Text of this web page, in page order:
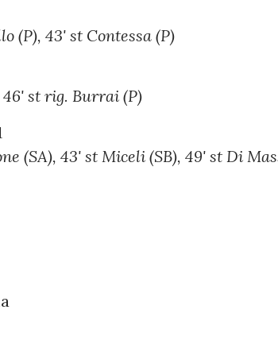
(P), 43' st Contessa (P)
46' st rig. Burrai (P)
(SA), 43' st Miceli (SB), 49' st Di